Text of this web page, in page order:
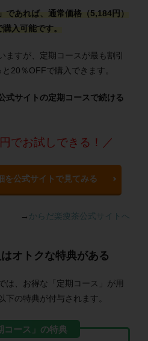
であれば、通常価格（5,184円）
入可能です。
ますが、定期コースが最も割引
20％OFFで購入できます。
式サイトの定期コースで続ける
でお試しできる！／
を公式サイトで見てみる
→ からだ楽痩茶公式サイトへ
オトクな特典がある
は、お得な「定期コース」が用
下の特典が付与されます。